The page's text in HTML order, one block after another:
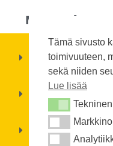
Tämä sivusto
toimivuuteen,
sekä niiden
Lue lisää
TekninenTekninen
Markkinointi
Analytiikka
VENIERI
MULTIONE